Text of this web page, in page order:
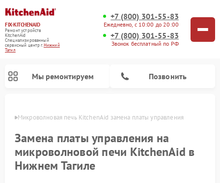
FIX-KITCHENAID
Ремонт устройств
KitchenAid
Специализированный
cервисный центр г.Нижний
Тагил
+7 (800) 301-55-83
Ежедневно, с 10:00 до 20:00
+7 (800) 301-55-83
Звонок бесплатный по РФ
Мы ремонтируем Позвонить
Микроволновая печь KitchenAid замена платы управления
Замена платы управления на
микроволновой печи KitchenAid в
Нижнем Тагиле